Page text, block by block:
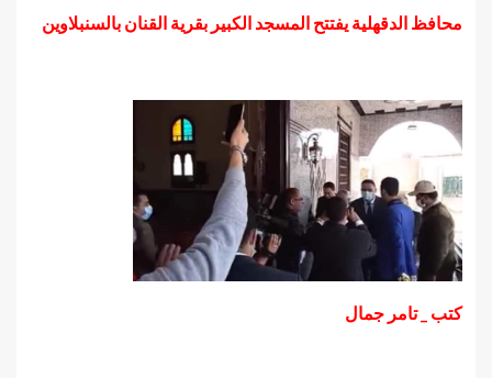
محافظ الدقهلية يفتتح المسجد الكبير بقرية القنان بالسنبلاوين
كتب _ تامر جمال